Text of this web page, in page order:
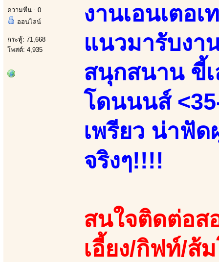
ความหื่น : 0
ออนไลน์
กระทู้: 71,668
โพสต์: 4,935
งานเอนเตอ
แนวมารับงา
สนุกสนาน ขี้
โดนนนส์
เพรียว น่าฟัด
จริงๆ!!!!
สนใจติดต่อส
เอี้ยง/กิฟท์/ส้